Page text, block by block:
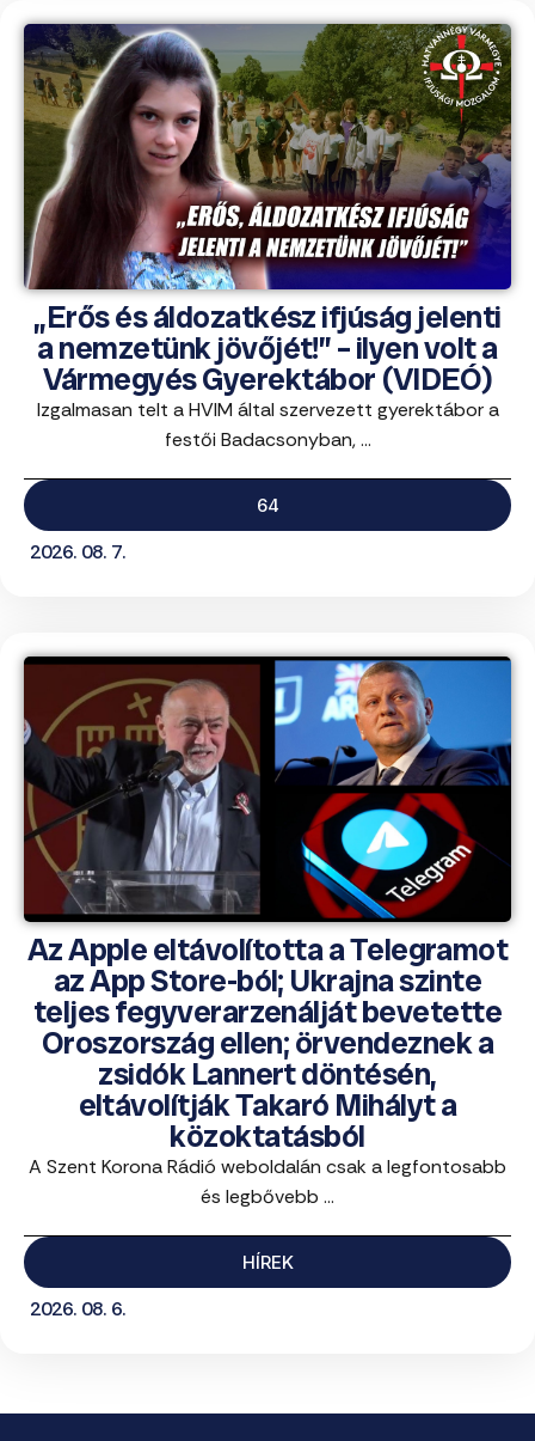
„Erős és áldozatkész ifjúság jelenti
a nemzetünk jövőjét!” – ilyen volt a
Vármegyés Gyerektábor (VIDEÓ)
Izgalmasan telt a HVIM által szervezett gyerektábor a
festői Badacsonyban, ...
64
2026. 08. 7.
Az Apple eltávolította a Telegramot
az App Store-ból; Ukrajna szinte
teljes fegyverarzenálját bevetette
Oroszország ellen; örvendeznek a
zsidók Lannert döntésén,
eltávolítják Takaró Mihályt a
közoktatásból
A Szent Korona Rádió weboldalán csak a legfontosabb
és legbővebb ...
HÍREK
2026. 08. 6.